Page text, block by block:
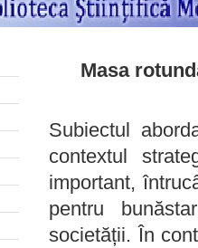
Masa
Subiectul
contextul
important,
pentru
societății. În